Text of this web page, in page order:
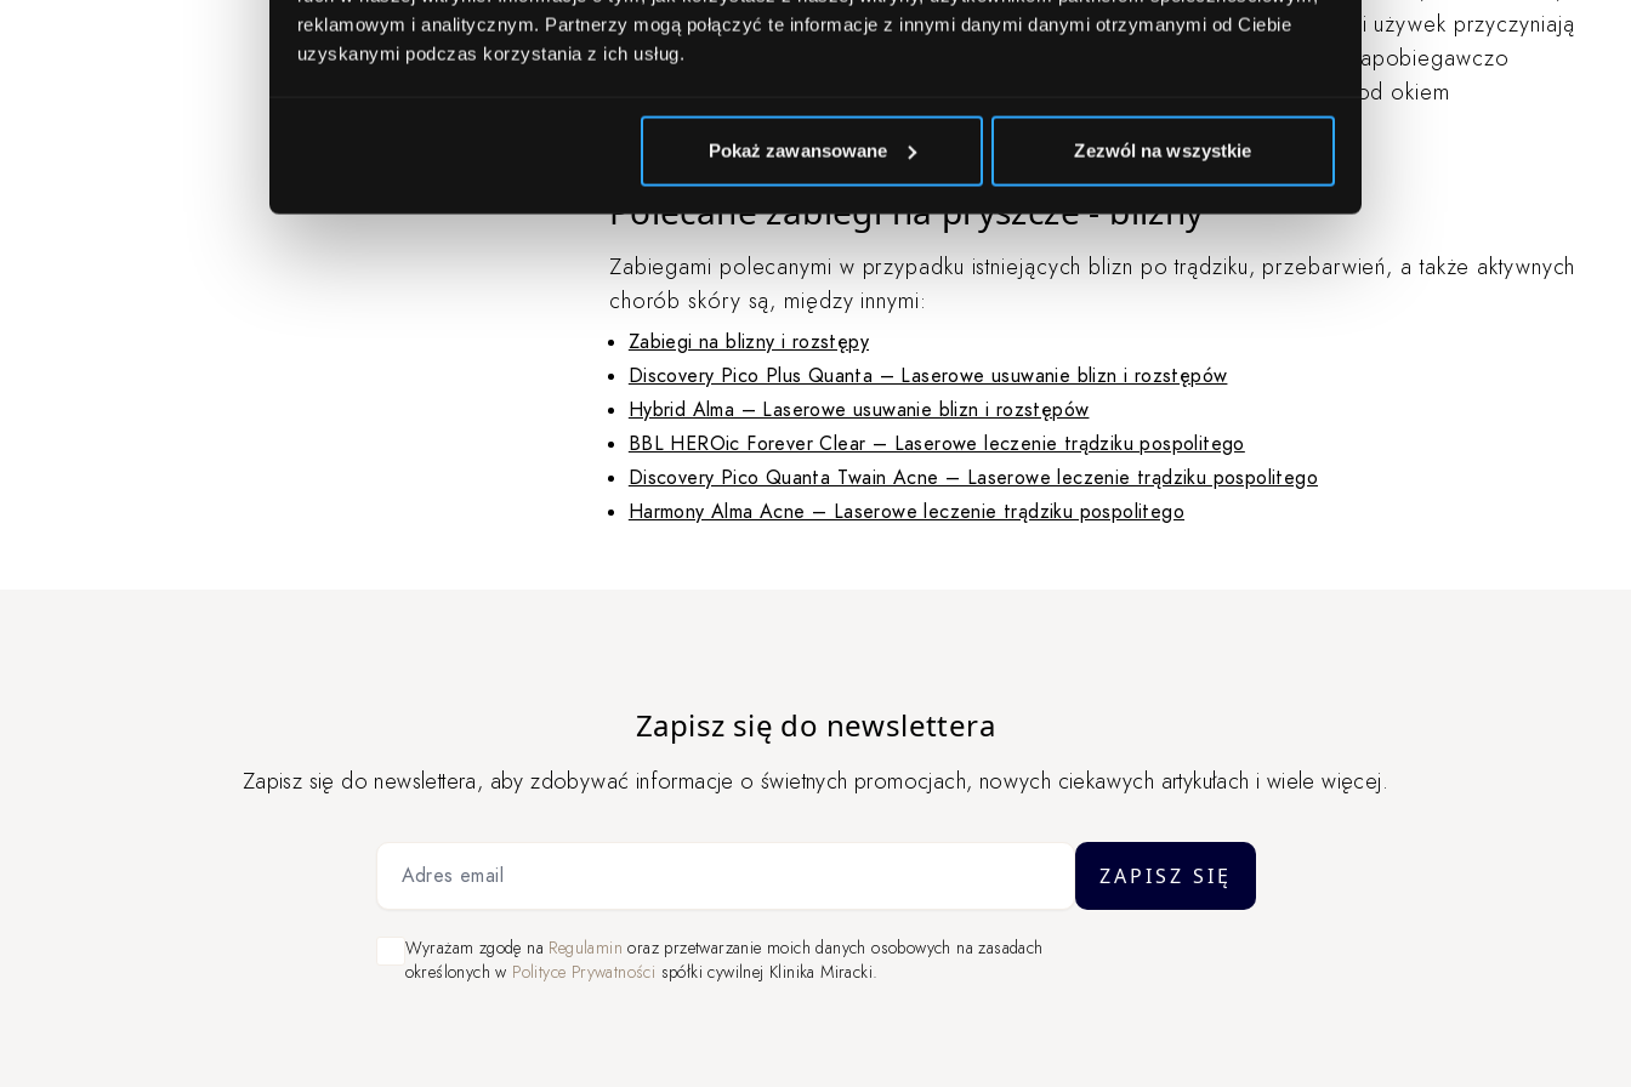
reklamowym i analitycznym. Partnerzy mogą połączyć te informacje z innymi danymi danymi otrzymanymi od Ciebie
uzyskanymi podczas korzystania z ich usług.
Pokaż zawansowane Zezwól na wszystkie
żywności przetworzonej oraz słodyczy. Zdrowe odżywianie, unikanie stresu i używek przyczyniają
się bowiem do zmniejszenia nadaktywności gruczołów łojowych. Ponadto, zapobiegawczo
wobec blizn po trądziku działają zabiegi złuszczające skórę, wykonywane pod okiem
doświadczonego kosmetologa.
Polecane zabiegi na pryszcze - blizny
Zabiegami polecanymi w przypadku istniejących blizn po trądziku, przebarwień, a także aktywnych
chorób skóry są, między innymi:
Zabiegi na blizny i rozstępy
Discovery Pico Plus Quanta – Laserowe usuwanie blizn i rozstępów
Hybrid Alma – Laserowe usuwanie blizn i rozstępów
BBL HEROic Forever Clear – Laserowe leczenie trądziku pospolitego
Discovery Pico Quanta Twain Acne – Laserowe leczenie trądziku pospolitego
Harmony Alma Acne – Laserowe leczenie trądziku pospolitego
Zapisz się do newslettera
Zapisz się do newslettera, aby zdobywać informacje o świetnych promocjach, nowych ciekawych artykułach i wiele więcej.
Adres email
Wyrażam zgodę na Regulamin oraz przetwarzanie moich danych osobowych na zasadach
określonych w Polityce Prywatności spółki cywilnej Klinika Miracki.
ZAPISZ SIĘ